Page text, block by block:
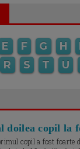
E F G H
R S T U
doilea copil la
copil a fost foarte